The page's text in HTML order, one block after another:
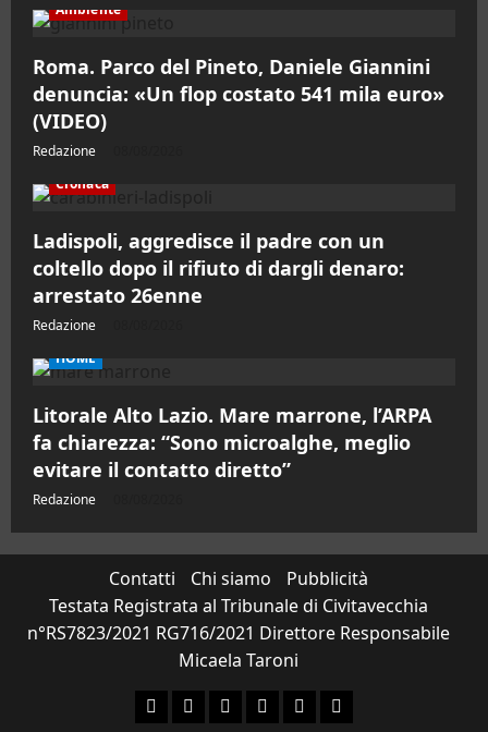
Ambiente
Roma. Parco del Pineto, Daniele Giannini
denuncia: «Un flop costato 541 mila euro»
(VIDEO)
Redazione
Cronaca
Ladispoli, aggredisce il padre con un
coltello dopo il rifiuto di dargli denaro:
arrestato 26enne
Redazione
HOME
Litorale Alto Lazio. Mare marrone, l’ARPA
fa chiarezza: “Sono microalghe, meglio
evitare il contatto diretto”
Redazione
Contatti Chi siamo
Pubblicità
Testata Registrata al Tribunale di Civitavecchia
n°RS7823/2021 RG716/2021 Direttore Responsabile
Micaela Taroni
FacebookInstagram
YouTubeTwitterEmailEnte